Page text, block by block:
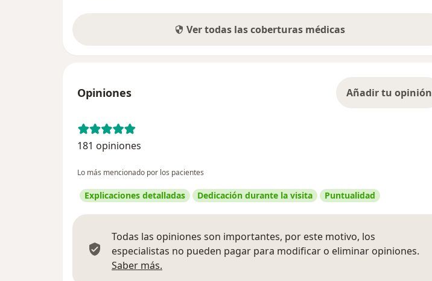
Ver todas las coberturas médicas
Opiniones Añadir tu opinión
181 opiniones
Lo más mencionado por los pacientes
Explicaciones detalladas Dedicación durante la visita Puntualidad
Todas las opiniones son importantes, por este motivo, los
especialistas no pueden pagar para modificar o eliminar opiniones.
Saber más.